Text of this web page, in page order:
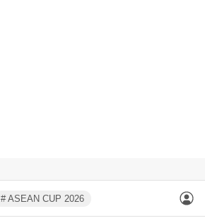
# ASEAN CUP 2026